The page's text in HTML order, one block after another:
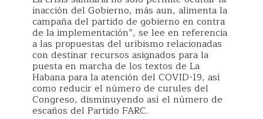
inacción del Gobierno, más aun, alimenta la
campaña del partido de gobierno en contra
de la implementación”, se lee en referencia
a las propuestas del uribismo relacionadas
con destinar recursos asignados para la
puesta en marcha de los textos de La
Habana para la atención del COVID-19, así
como reducir el número de curules del
Congreso, disminuyendo así el número de
escaños del Partido FARC.